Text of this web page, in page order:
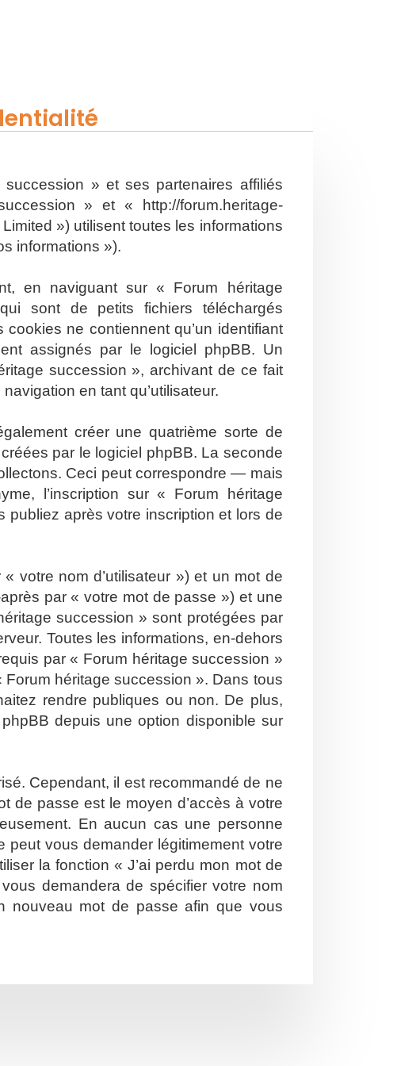
» et ses partenaires affiliés
» et « http://forum.heritage-
») utilisent toutes les informations
informations »).
en naviguant sur « Forum héritage
sont de petits fichiers téléchargés
ne contiennent qu’un identifiant
assignés par le logiciel phpBB. Un
succession », archivant de ce fait
en tant qu’utilisateur.
créer une quatrième sorte de
par le logiciel phpBB. La seconde
Ceci peut correspondre — mais
l’inscription sur « Forum héritage
après votre inscription et lors de
votre nom d’utilisateur ») et un mot de
par « votre mot de passe ») et une
succession » sont protégées par
Toutes les informations, en-dehors
par « Forum héritage succession »
héritage succession ». Dans tous
rendre publiques ou non. De plus,
depuis une option disponible sur
Cependant, il est recommandé de ne
de passe est le moyen d’accès à votre
En aucun cas une personne
vous demander légitimement votre
la fonction « J’ai perdu mon mot de
demandera de spécifier votre nom
nouveau mot de passe afin que vous